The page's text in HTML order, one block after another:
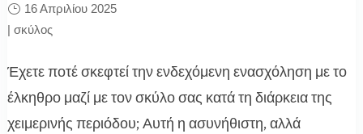
16 Απριλίου 2025
| σκύλος
Έχετε ποτέ σκεφτεί την ενδεχόμενη ενασχόληση με το
έλκηθρο μαζί με τον σκύλο σας κατά τη διάρκεια της
χειμερινής περιόδου; Αυτή η ασυνήθιστη, αλλά